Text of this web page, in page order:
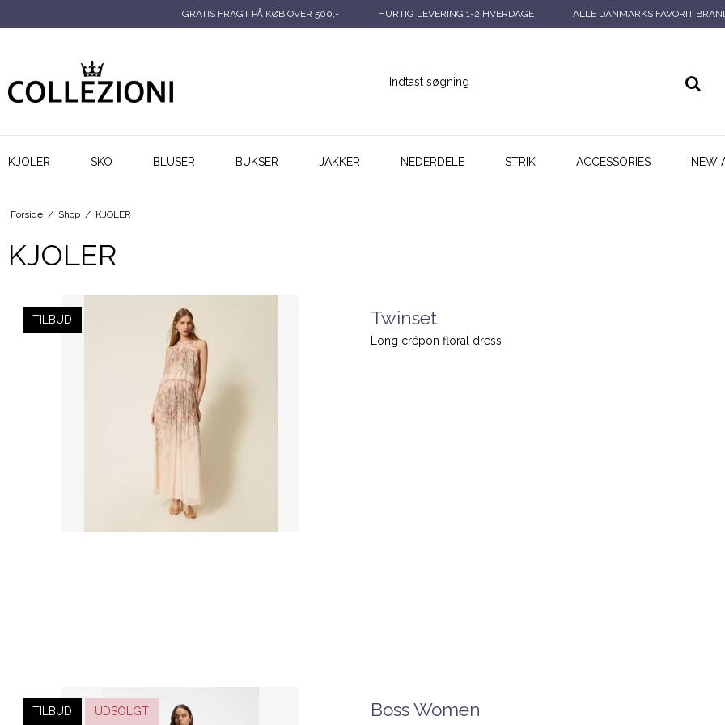
GRATIS FRAGT PÅ KØB OVER 500,- HURTIG LEVERING 1-2 HVERDAGE ALLE DANMARKS FAVORIT
KJOLER SKO BLUSER BUKSER JAKKER NEDERDELE STRIK ACCESSORIES NEW
Forside / Shop / KJOLER
KJOLER
TILBUD Twinset
Long crépon floral dress
TILBUD UDSOLGT Boss Women